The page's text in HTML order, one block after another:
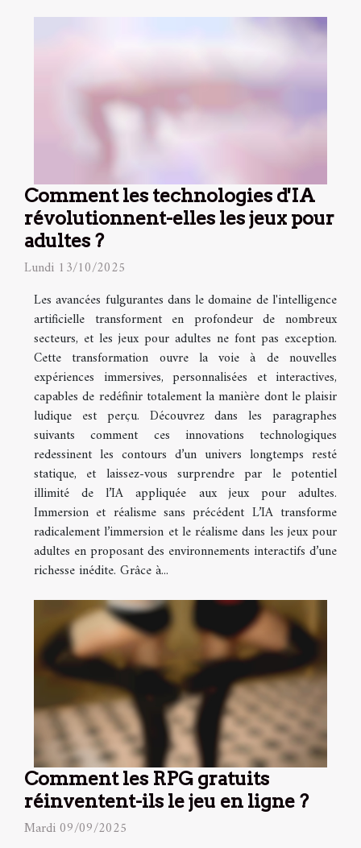
Comment les technologies d'IA
révolutionnent-elles les jeux pour
adultes ?
Lundi 13/10/2025
Les avancées fulgurantes dans le domaine de l'intelligence
artificielle transforment en profondeur de nombreux
secteurs, et les jeux pour adultes ne font pas exception.
Cette transformation ouvre la voie à de nouvelles
expériences immersives, personnalisées et interactives,
capables de redéfinir totalement la manière dont le plaisir
ludique est perçu. Découvrez dans les paragraphes
suivants comment ces innovations technologiques
redessinent les contours d’un univers longtemps resté
statique, et laissez-vous surprendre par le potentiel
illimité de l’IA appliquée aux jeux pour adultes.
Immersion et réalisme sans précédent L’IA transforme
radicalement l’immersion et le réalisme dans les jeux pour
adultes en proposant des environnements interactifs d’une
richesse inédite. Grâce à...
Comment les RPG gratuits
réinventent-ils le jeu en ligne ?
Mardi 09/09/2025